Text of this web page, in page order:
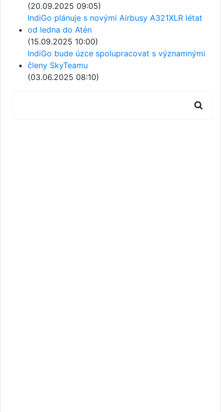
(20.09.2025 09:05)
IndiGo plánuje s novými Airbusy A321XLR létat
od ledna do Atén
(15.09.2025 10:00)
IndiGo bude úzce spolupracovat s významnými
členy SkyTeamu
(03.06.2025 08:10)